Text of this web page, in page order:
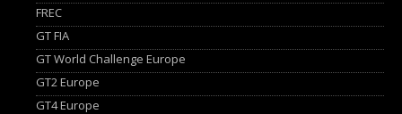
FREC
GT FIA
GT World Challenge Europe
GT2 Europe
GT4 Europe